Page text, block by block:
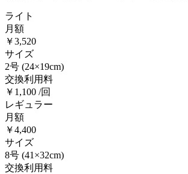
ライト
月額
￥3,520
サイズ
2号 (24×19cm)
交換利用料
￥1,100 /回
レギュラー
月額
￥4,400
サイズ
8号 (41×32cm)
交換利用料